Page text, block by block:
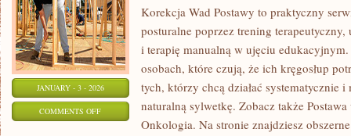
JANUARY - 3 - 2026
COMMENTS OFFON
Korekcja Wad Postawy to praktyczny
posturalne poprzez trening
i terapię manualną w ujęciu edukacyjnym.
osobach, które czują, że ich kręgosłup
tych, którzy chcą działać systematycznie
naturalną sylwetkę. Zobacz także
Onkologia. Na stronie znajdziesz